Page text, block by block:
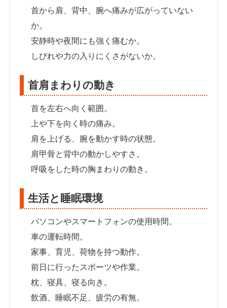
首から肩、背中、腕へ痛みが広がっていない
か。
安静時や夜間にも強く痛むか。
しびれや力の入りにくさがないか。
首肩まわりの動き
首を左右へ向く範囲。
上や下を向く時の痛み。
肩を上げる、腕を動かす時の状態。
肩甲骨と背中の動かしやすさ。
呼吸をした時の胸まわりの動き。
生活と睡眠環境
パソコンやスマートフォンの使用時間。
車の運転時間。
家事、育児、荷物を持つ動作。
前日に行ったスポーツや作業。
枕、寝具、寝る向き。
飲酒、睡眠不足、疲労の有無。